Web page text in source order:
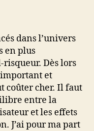
dans l’univers
en plus
Dès lors
et
coûter cher. Il faut
entre la
et les effets
J’ai pour ma part